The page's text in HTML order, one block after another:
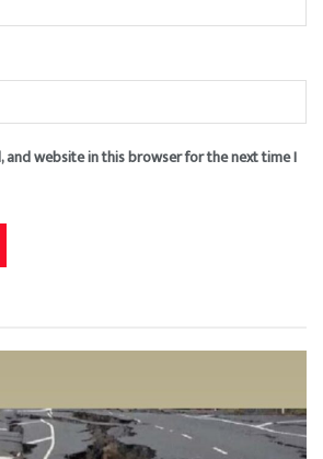
and website in this browser for the next time I